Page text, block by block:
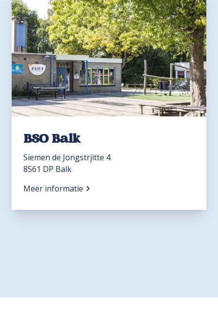
BSO Balk
Siemen de Jongstrjitte 4
8561 DP Balk
Meer informatie